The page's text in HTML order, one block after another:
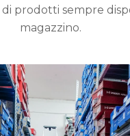
prodotti sempre
magazzino.